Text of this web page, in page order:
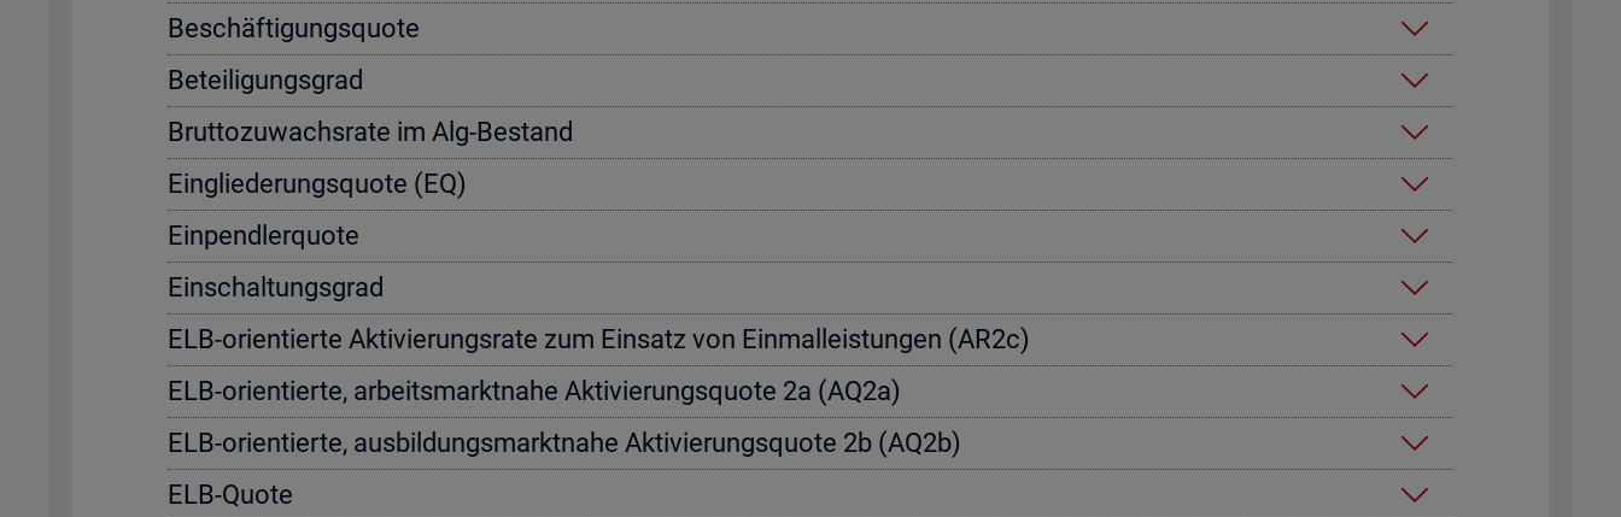
Be­schäf­ti­gungs­quo­te
Be­tei­li­gungs­grad
Brut­to­zu­wachs­ra­te im Alg-Be­stand
Ein­glie­de­rungs­quo­te (EQ)
Ein­pend­ler­quo­te
Ein­schal­tungs­grad
ELB-ori­en­tier­te Ak­ti­vie­rungs­ra­te zum Ein­satz von Einmal­leis­tun­gen (AR2c)
ELB-ori­en­tier­te, ar­beits­markt­na­he Ak­ti­vie­rungs­quo­te 2a (AQ2a)
ELB-ori­en­tier­te, aus­bil­dungs­markt­na­he Ak­ti­vie­rungs­quo­te 2b (AQ2b)
ELB-Quote